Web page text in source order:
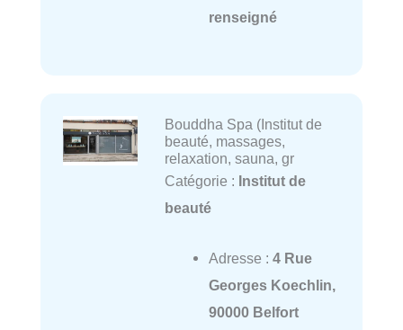
renseigné
Bouddha Spa (Institut de
beauté, massages,
relaxation, sauna, gr
Catégorie : Institut de
beauté
Adresse : 4 Rue
Georges Koechlin,
90000 Belfort